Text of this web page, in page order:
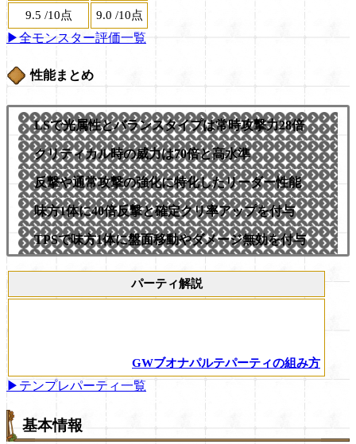
9.5 /10点 9.0 /10点
▶全モンスター評価一覧
性能まとめ
LSで光属性とバランスタイプは常時攻撃力28倍
クリティカル時の威力は70倍と高水準
反撃や通常攻撃の強化に特化したリーダー性能
味方1体に40倍反撃と確定クリ率アップを付与
TPSで味方1体に盤面移動やダメージ無効を付与
パーティ解説
GWブオナパルテパーティの組み方
▶テンプレパーティ一覧
基本情報